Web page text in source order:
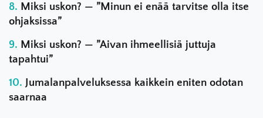
Miksi uskon? — ”Minun ei enää tarvitse olla itse
ohjaksissa”
Miksi uskon? — ”Aivan ihmeellisiä juttuja
tapahtui”
Jumalanpalveluksessa kaikkein eniten odotan
saarnaa